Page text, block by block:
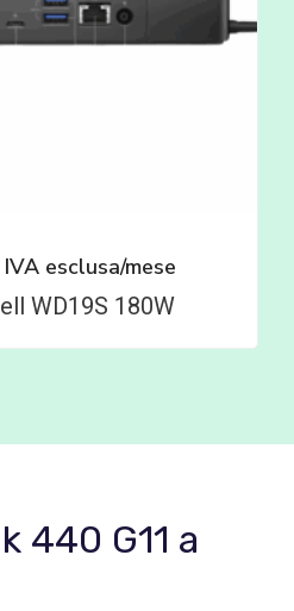
IVA esclusa/mese
WD19S 180W
440 G11 a